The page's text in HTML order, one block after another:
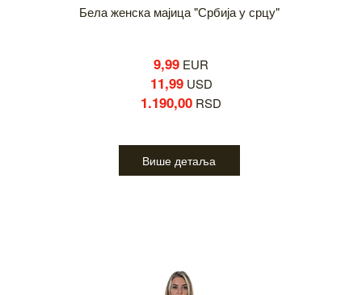
Бела женска мајица "Србија у срцу"
9,99 EUR
11,99USD
1.190,00 RSD
Више детаља